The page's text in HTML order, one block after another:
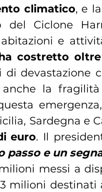
climatico, e
del Ciclone
e
costretto
di devastazione
la
Sardegna e
euro. Il
passo e un
messi a
milioni